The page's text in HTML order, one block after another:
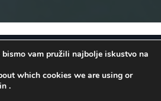
d.o.o. 2026
. Configured
. Sva prava pridržana.
vam pružili najbolje iskustvo na
which cookies we are using or
.